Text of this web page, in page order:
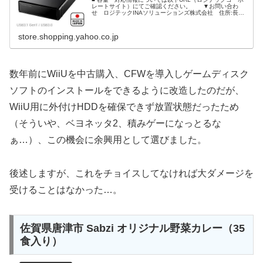
レートサイト）にてご確認ください。 ▼お問い合わ
せ ロジテックINAソリューションズ株式会社 住所:長野
store.shopping.yahoo.co.jp
数年前にWiiUを中古購入、CFWを導入しゲームディスク
ソフトのインストールをできるように改造したのだが、
WiiU用に外付けHDDを確保できず放置状態だったため
（そういや、ベヨネッタ2、積みゲーになっとるな
ぁ…）、この機会に余興用として選びました。
後述しますが、これをチョイスしてなければ大ダメージを
受けることはなかった…。
佐賀県唐津市 Sabzi オリジナル野菜カレー（35
食入り）